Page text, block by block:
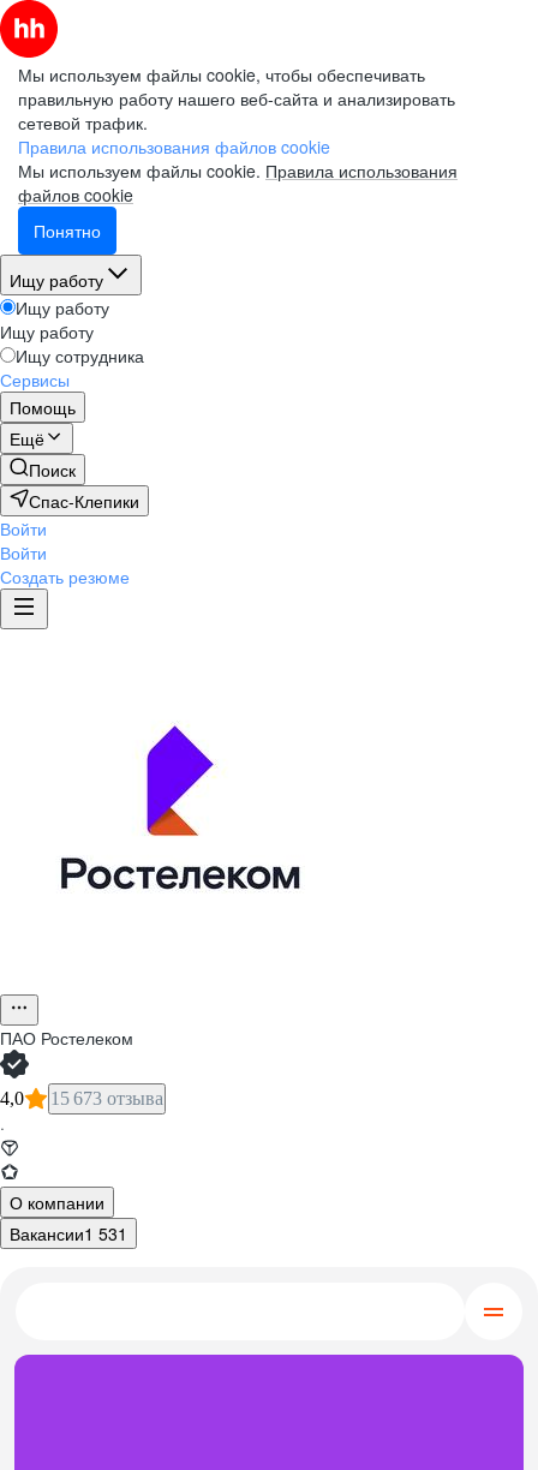
Мы используем файлы cookie, чтобы обеспечивать
правильную работу нашего веб-сайта и анализировать
сетевой трафик.
Правила использования файлов cookie
Мы используем файлы cookie. Правила использования
файлов cookie
Понятно
Ищу работу
Ищу работу
Ищу работу
Ищу сотрудника
Сервисы
Помощь
Ещё
Поиск
Спас-Клепики
Войти
Войти
Создать резюме
ПАО Ростелеком
4,0 15 673 отзыва
·
О компании
Вакансии1 531